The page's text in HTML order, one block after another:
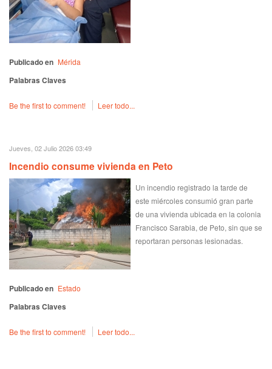
Publicado en Mérida
Palabras Claves
Be the first to comment! Leer todo...
Jueves, 02 Julio 2026 03:49
Incendio consume vivienda en Peto
Un incendio registrado la tarde de
este miércoles consumió gran parte
de una vivienda ubicada en la colonia
Francisco Sarabia, de Peto, sin que se
reportaran personas lesionadas.
Publicado en Estado
Palabras Claves
Be the first to comment! Leer todo...